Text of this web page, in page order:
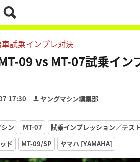
試乗インプレ対決
09 vs MT-07試乗イン
17:30 ヤングマシン編集部
ン MT-07 試乗インプレッション／テスト
ド
MT-09/SP ヤマハ [YAMAHA]